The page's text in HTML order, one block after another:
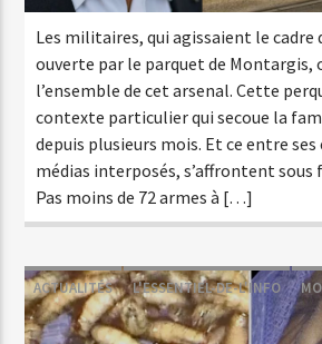
Les militaires, qui agissaient le cadre
ouverte par le parquet de Montargis,
l’ensemble de cet arsenal. Cette
contexte particulier qui secoue la
depuis plusieurs mois. Et ce entre
médias interposés, s’affrontent sous
Pas moins de 72 armes à […]
ACTUALITÉS L'ESSENTIEL-DE-L'INFO